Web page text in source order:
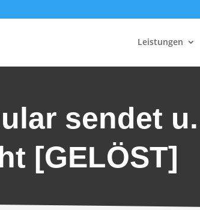
Leistungen
sendet
[GELÖST]